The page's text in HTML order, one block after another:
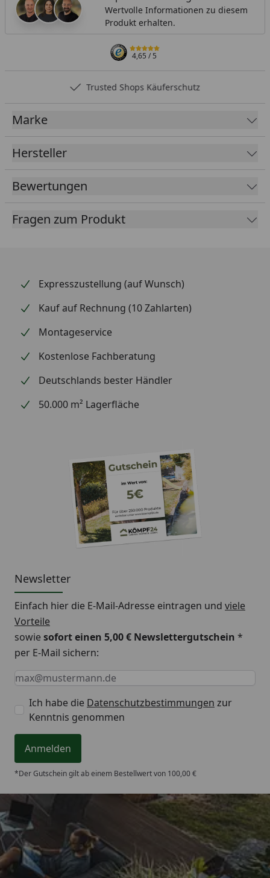
Wertvolle Informationen zu diesem
Produkt erhalten.
4,65/ 5
Trusted Shops Käuferschutz
Marke
Hersteller
Bewertungen
Fragen zum Produkt
Expresszustellung (auf Wunsch)
Kauf auf Rechnung (10 Zahlarten)
Montageservice
Kostenlose Fachberatung
Deutschlands bester Händler
50.000 m² Lagerfläche
Newsletter
Einfach hier die E-Mail-Adresse eintragen und viele
Vorteile
sowiesofort einen 5,00 € Newslettergutschein *
per E-Mail sichern:
Keine Eingabe erforderlich
Eingabe erforderlich
E-Mail *
Ich habe die Datenschutzbestimmungen zur
Kenntnis genommen
Anmelden
*Der Gutschein gilt ab einem Bestellwert von 100,00 €
Trusted Shops
4,65/ 5